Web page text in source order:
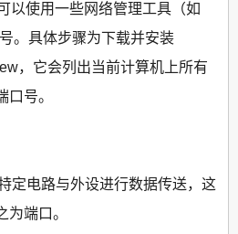
以使用一些网络管理工具（如
。具体步骤为下载并安装
，它会列出当前计算机上所有
号。
定电路与外设进行数据传送，这
端口。